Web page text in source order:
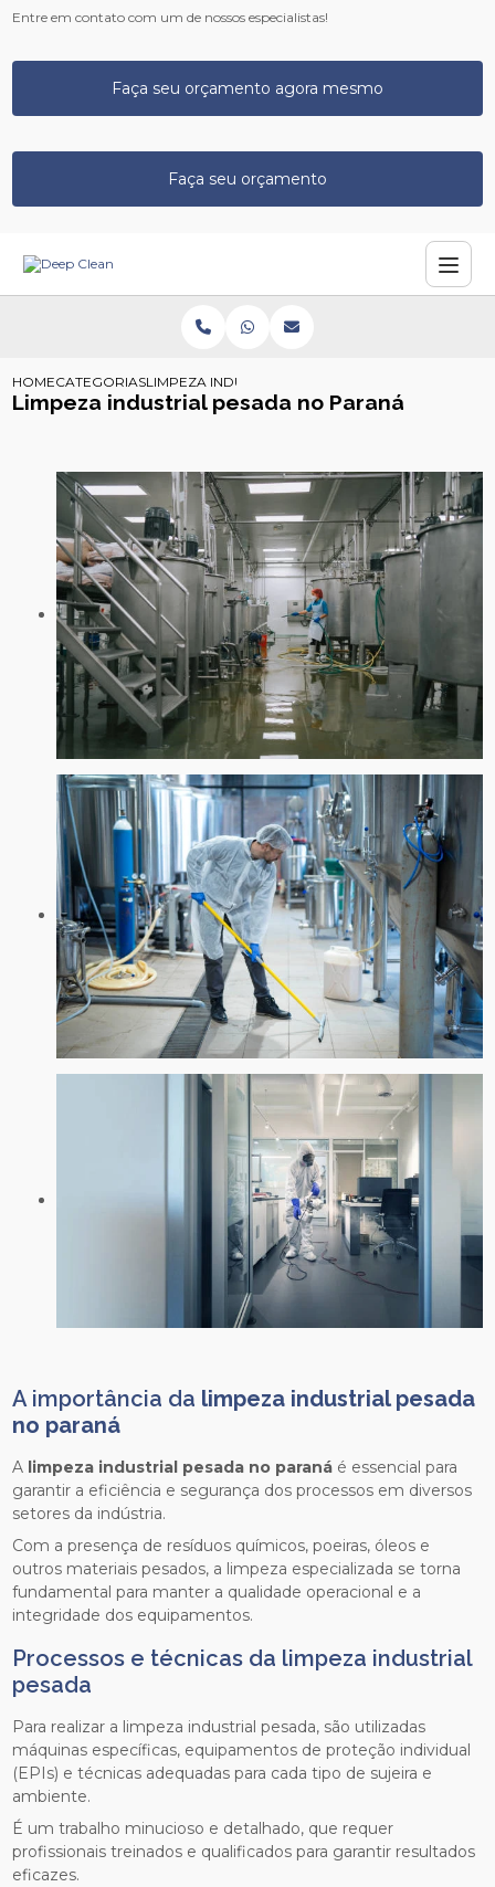
Entre em contato com um de nossos especialistas!
Faça seu orçamento agora mesmo
Faça seu orçamento
HOMECATEGORIASLIMPEZA INDUSTRIAL PESADA NO PARANA
Limpeza industrial pesada no Paraná
A importância da limpeza industrial pesada
no paraná
A limpeza industrial pesada no paraná é essencial para
garantir a eficiência e segurança dos processos em diversos
setores da indústria.
Com a presença de resíduos químicos, poeiras, óleos e
outros materiais pesados, a limpeza especializada se torna
fundamental para manter a qualidade operacional e a
integridade dos equipamentos.
Processos e técnicas da limpeza industrial
pesada
Para realizar a limpeza industrial pesada, são utilizadas
máquinas específicas, equipamentos de proteção individual
(EPIs) e técnicas adequadas para cada tipo de sujeira e
ambiente.
É um trabalho minucioso e detalhado, que requer
profissionais treinados e qualificados para garantir resultados
eficazes.